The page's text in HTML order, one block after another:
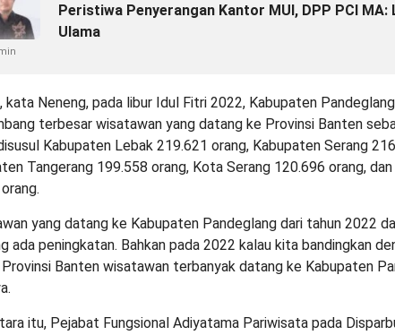
Peristiwa Penyerangan Kantor MUI, DPP PCI MA:
Ulama
kata Neneng, pada libur Idul Fitri 2022, Kabupaten
terbesar wisatawan yang datang ke Provinsi Banten
Kabupaten Lebak 219.621 orang, Kabupaten Serang
Tangerang 199.558 orang, Kota Serang 120.696 orang,
yang datang ke Kabupaten Pandeglang dari tahun 2022
ada peningkatan. Bahkan pada 2022 kalau kita bandingkan
Banten wisatawan terbanyak datang ke Kabupaten
itu, Pejabat Fungsional Adiyatama Pariwisata pada